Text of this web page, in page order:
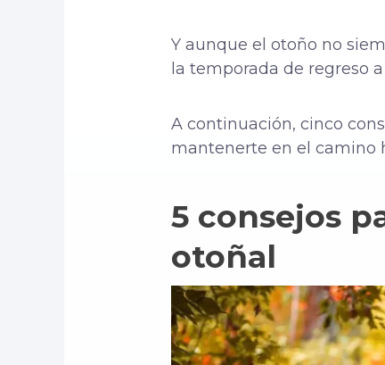
Y aunque el otoño no
la temporada de regreso
A continuación, cinco
mantenerte en el camino
5 consejos
otoñal